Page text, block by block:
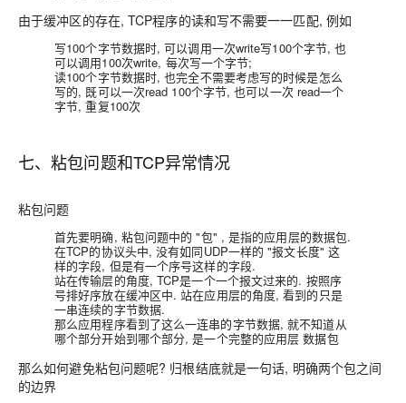
由于缓冲区的存在, TCP程序的读和写不需要一一匹配, 例如
写100个字节数据时, 可以调用一次write写100个字节, 也
可以调用100次write, 每次写一个字节;
读100个字节数据时, 也完全不需要考虑写的时候是怎么
写的, 既可以一次read 100个字节, 也可以一次 read一个
字节, 重复100次
七、粘包问题和TCP异常情况
粘包问题
首先要明确, 粘包问题中的 "包" , 是指的应用层的数据包.
在TCP的协议头中, 没有如同UDP一样的 "报文长度" 这
样的字段, 但是有一个序号这样的字段.
站在传输层的角度, TCP是一个一个报文过来的. 按照序
号排好序放在缓冲区中. 站在应用层的角度, 看到的只是
一串连续的字节数据.
那么应用程序看到了这么一连串的字节数据, 就不知道从
哪个部分开始到哪个部分, 是一个完整的应用层 数据包
那么如何避免粘包问题呢? 归根结底就是一句话, 明确两个包之间
的边界